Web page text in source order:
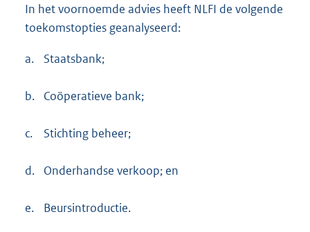
In het voornoemde advies heeft NLFI de volgende
toekomstopties geanalyseerd:
a. Staatsbank;
b. Coöperatieve bank;
c. Stichting beheer;
d. Onderhandse verkoop; en
e. Beursintroductie.